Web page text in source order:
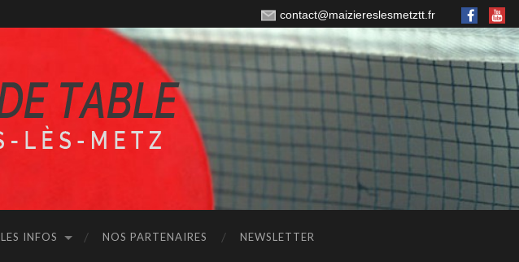
contact@maiziereslesmetztt.fr
LES INFOS NOS PARTENAIRES NEWSLETTER